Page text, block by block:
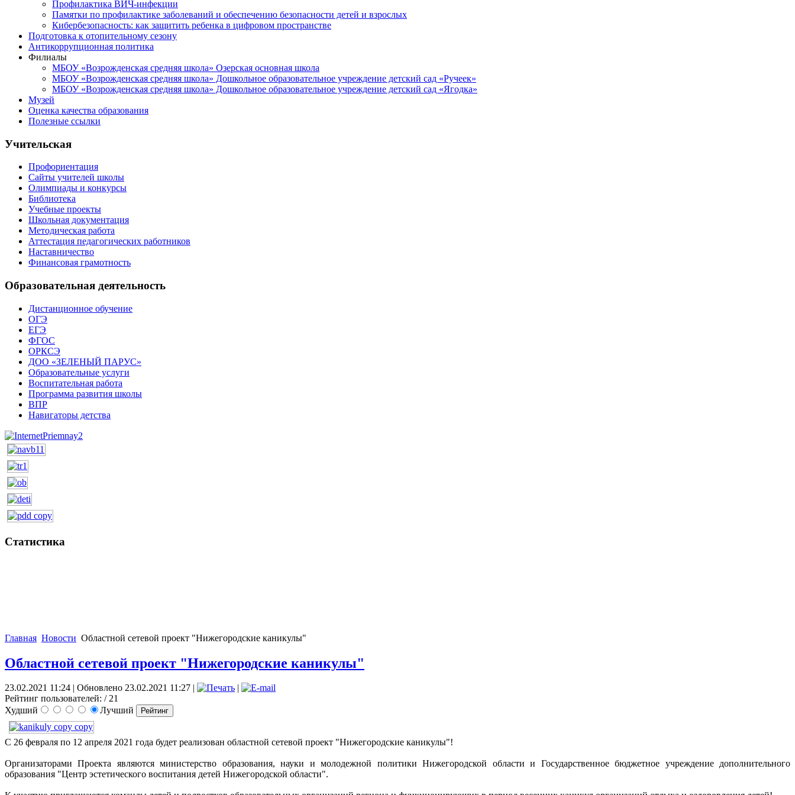
Профилактика ВИЧ-инфекции
Памятки по профилактике заболеваний и обеспечению безопасности детей и взрослых
Кибербезопасность: как защитить ребенка в цифровом пространстве
Подготовка к отопительному сезону
Антикоррупционная политика
Филиалы
МБОУ «Возрожденская средняя школа» Озерская основная школа
МБОУ «Возрожденская средняя школа» Дошкольное образовательное учреждение детский сад «Ручеек»
МБОУ «Возрожденская средняя школа» Дошкольное образовательное учреждение детский сад «Ягодка»
Музей
Оценка качества образования
Полезные ссылки
Учительская
Профориентация
Сайты учителей школы
Олимпиады и конкурсы
Библиотека
Учебные проекты
Школьная документация
Методическая работа
Аттестация педагогических работников
Наставничество
Финансовая грамотность
Образовательная деятельность
Дистанционное обучение
ОГЭ
ЕГЭ
ФГОС
ОРКСЭ
ДОО «ЗЕЛЕНЫЙ ПАРУС»
Образовательные услуги
Воспитательная работа
Программа развития школы
ВПР
Навигаторы детства
Статистика
Главная Новости Областной сетевой проект "Нижегородские каникулы"
Областной сетевой проект "Нижегородские каникулы"
23.02.2021 11:24 Обновлено 23.02.2021 11:27
Рейтинг пользователей: / 21
Худший
Лучший
С 26 февраля по 12 апреля 2021 года будет реализован областной сетевой проект "Нижегородские каникулы"!
Организаторами Проекта являются министерство образования, науки и молодежной политики Нижегородской области и Государственное бюджетное учреждение дополнительного
образования "Центр эстетического воспитания детей Нижегородской области".